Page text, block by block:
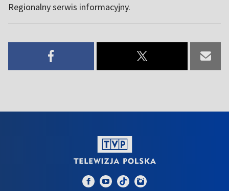
Regionalny serwis informacyjny.